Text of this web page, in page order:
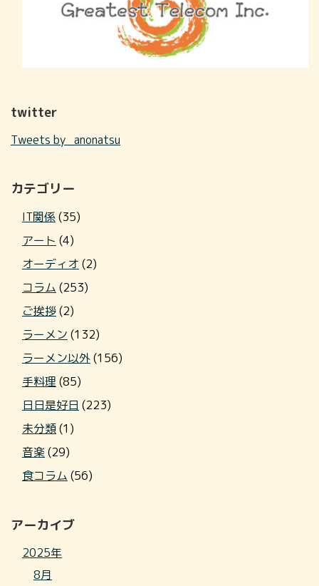
twitter
Tweets by _anonatsu
カテゴリー
IT関係(35)
アート (4)
オーディオ (2)
コラム (253)
ご挨拶(2)
ラーメン (132)
ラーメン以外(156)
手料理 (85)
日日是好日 (223)
未分類(1)
音楽(29)
食コラム (56)
アーカイブ
2025年
8月